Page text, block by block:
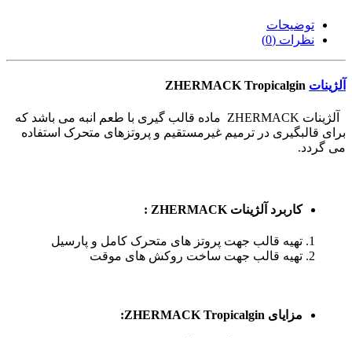
توضیحات
نظرات (0)
آلژینات
آلژینات ZHERMACK ماده قالب گیری با طعم انبه می باشد که
برای قالبگیری در ترمیم غیرمستقیم و پروتزهای متحرک استفاده
می گردد.
کاربرد آلژینات ZHERMACK :
تهیه قالب جهت پروتز های متحرک کامل و پارسیل
تهیه قالب جهت ساخت روکش های موقت
مزایای ZHERMACK Tropicalgin
: